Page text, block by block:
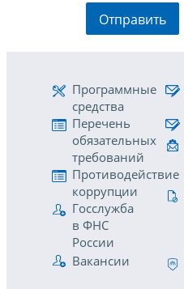
Отправить
Программные
средства
Перечень
обязательных
требований
Противодействие
коррупции
Госслужба
в ФНС
России
Вакансии